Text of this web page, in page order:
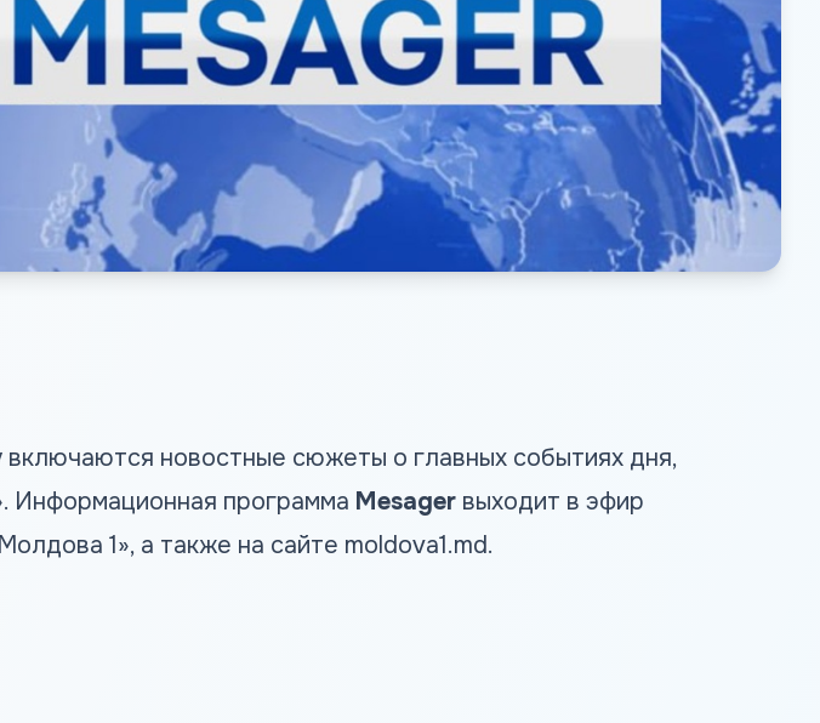
новостные сюжеты о главных событиях дня,
Информационная программа Mesager выходит в эфир
1», а также на сайте moldova1.md.